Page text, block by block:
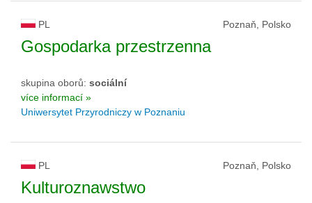
PL Poznaň, Polsko
Gospodarka przestrzenna
skupina oborů: sociální
více informací »
Uniwersytet Przyrodniczy w Poznaniu
PL Poznaň, Polsko
Kulturoznawstwo